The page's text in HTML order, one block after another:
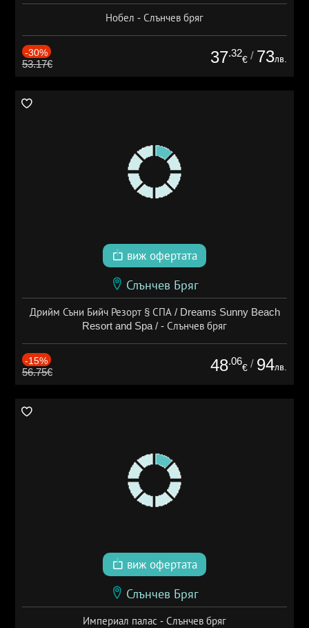
Нобел - Слънчев бряг
-30%
53.17€ 37.32
€ / 73лв.
виж офертата
Слънчев Бряг
Дрийм Съни Бийч Резорт § СПА / Dreams Sunny Beach
Resort and Spa / - Слънчев бряг
-15%
56.75€ 48.06
€ / 94лв.
виж офертата
Слънчев Бряг
Империал палас - Слънчев бряг